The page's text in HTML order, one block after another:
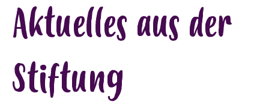
Aktuelles aus der
Stiftung